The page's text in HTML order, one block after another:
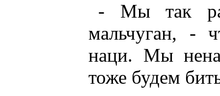
- Мы так
мальчуган, -
наци. Мы
тоже будем